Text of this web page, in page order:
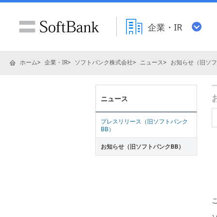
企業・IR
ホーム 企業・IR ソフトバンク株式会社 ニュース お知らせ（旧ソ
ニュース
プレスリリース（旧ソフトバンク
BB）
お知らせ（旧ソフトバンクBB）